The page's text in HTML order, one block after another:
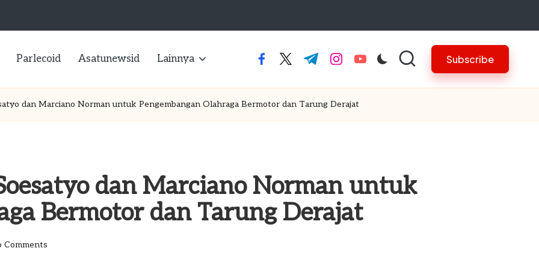
Parlecoid Asatunewsid Lainnya facebook.com
twitter.com
t.me instagram.com
youtube.com Subscribe
dan Marciano Norman untuk Pengembangan Olahraga Bermotor dan Tarung Derajat
dan Marciano Norman untuk
Bermotor dan Tarung Derajat
Comments